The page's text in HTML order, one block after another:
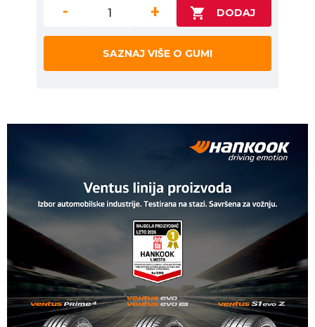
- +
SAZNAJ VIŠE O GUMI